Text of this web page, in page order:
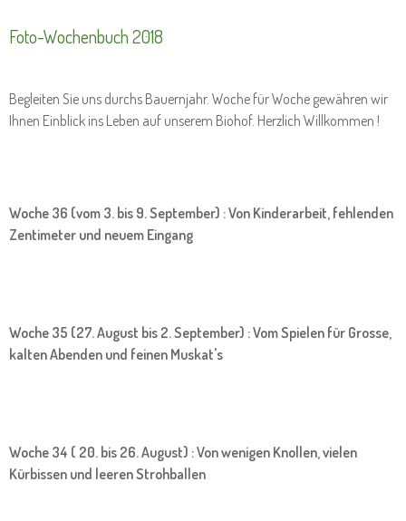
Foto-Wochenbuch 2018
Begleiten Sie uns durchs Bauernjahr. Woche für Woche gewähren wir
Ihnen Einblick ins Leben auf unserem Biohof. Herzlich Willkommen !
Woche 36 (vom 3. bis 9. September) : Von Kinderarbeit, fehlenden
Zentimeter und neuem Eingang
Woche 35 (27. August bis 2. September) : Vom Spielen für Grosse,
kalten Abenden und feinen Muskat's
Woche 34 ( 20. bis 26. August) : Von wenigen Knollen, vielen
Kürbissen und leeren Strohballen